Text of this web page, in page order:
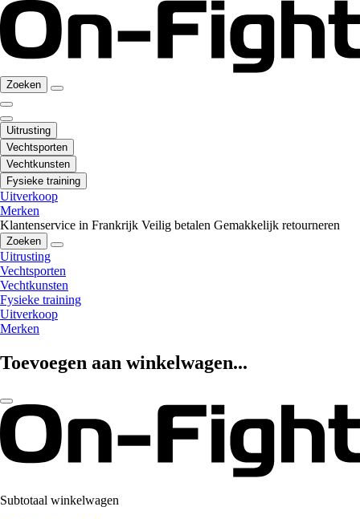
Zoeken
Uitrusting
Vechtsporten
Vechtkunsten
Fysieke training
Uitverkoop
Merken
Klantenservice in Frankrijk Veilig betalen Gemakkelijk retourneren
Zoeken
Uitrusting
Vechtsporten
Vechtkunsten
Fysieke training
Uitverkoop
Merken
Toevoegen aan winkelwagen...
Subtotaal winkelwagen